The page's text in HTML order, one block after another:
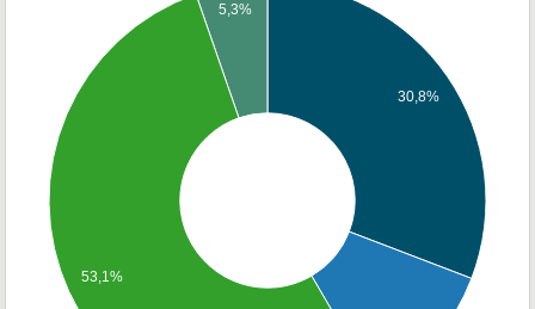
30,8%
5,3%
53,1%